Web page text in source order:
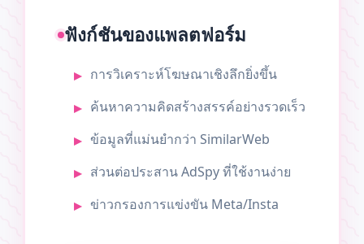
ฟังก์ชันของแพลตฟอร์ม
การวิเคราะห์โฆษณาเชิงลึกยิ่งขึ้น
ค้นหาความคิดสร้างสรรค์อย่างรวดเร็ว
ข้อมูลที่แม่นยำกว่า SimilarWeb
ส่วนต่อประสาน AdSpy ที่ใช้งานง่าย
ข่าวกรองการแข่งขัน Meta/Insta